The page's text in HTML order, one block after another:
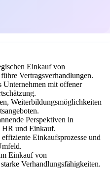
Einkauf von
Vertragsverhandlungen.
Unternehmen mit offener
Weiterbildungsmöglichkeiten
Perspektiven in
HR und Einkauf.
effiziente Einkaufsprozesse und
Einkauf von
Verhandlungsfähigkeiten.